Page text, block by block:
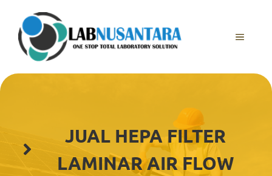
content
MENU
JUAL HEPA FILTER
LAMINAR AIR FLOW